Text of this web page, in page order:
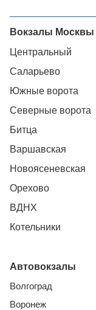
Вокзалы Москвы
Центральный
Саларьево
Южные ворота
Северные ворота
Битца
Варшавская
Новоясеневская
Орехово
ВДНХ
Котельники
Автовокзалы
Волгоград
Воронеж